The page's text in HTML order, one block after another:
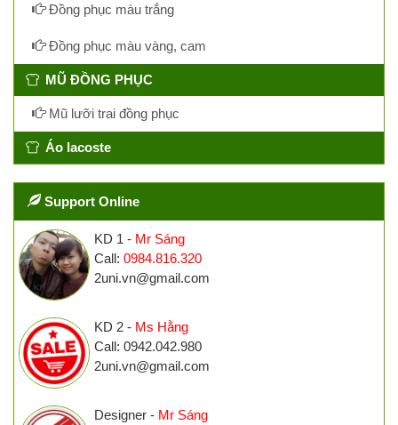
Đồng phục màu trắng
Đồng phục màu vàng, cam
MŨ ĐỒNG PHỤC
Mũ lưỡi trai đồng phục
Áo lacoste
Support Online
KD 1 - Mr Sáng
Call: 0984.816.320
2uni.vn@gmail.com
KD 2 - Ms Hằng
Call: 0942.042.980
2uni.vn@gmail.com
Designer - Mr Sáng